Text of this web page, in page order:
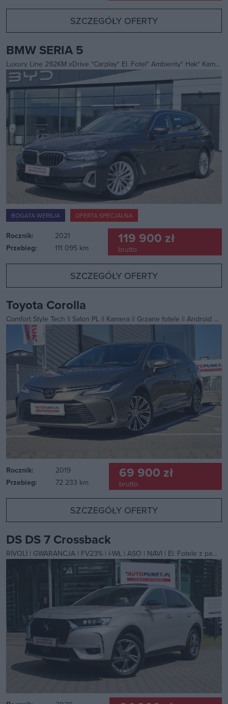
SZCZEGÓŁY OFERTY
BMW SERIA 5
Luxury Line 292KM xDrive *Carplay* El. Fotel* Ambienty* Hak* Kamera360* FV23%
BOGATA WERSJA OFERTA SPECJALNA
Rocznik:
2021
Przebieg:
111 095 km
119 900 zł
brutto
SZCZEGÓŁY OFERTY
Toyota Corolla
Comfort Style Tech || Salon PL || Kamera || Grzane fotele || Android auto/Carplay
Rocznik:
2019
Przebieg:
72 233 km
69 900 zł
brutto
SZCZEGÓŁY OFERTY
DS DS 7 Crossback
RIVOLI | GWARANCJA | FV23% | I-WŁ | ASO | NAVI | El. Fotele z pamięcią | BLIS | Pakiet Zimowy | Tempomat ACC |